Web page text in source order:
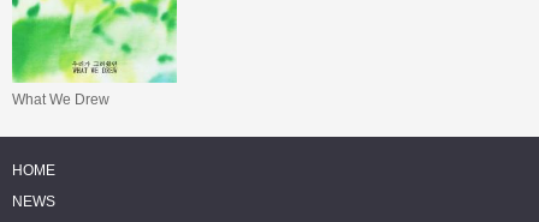
What We Drew
HOME
NEWS